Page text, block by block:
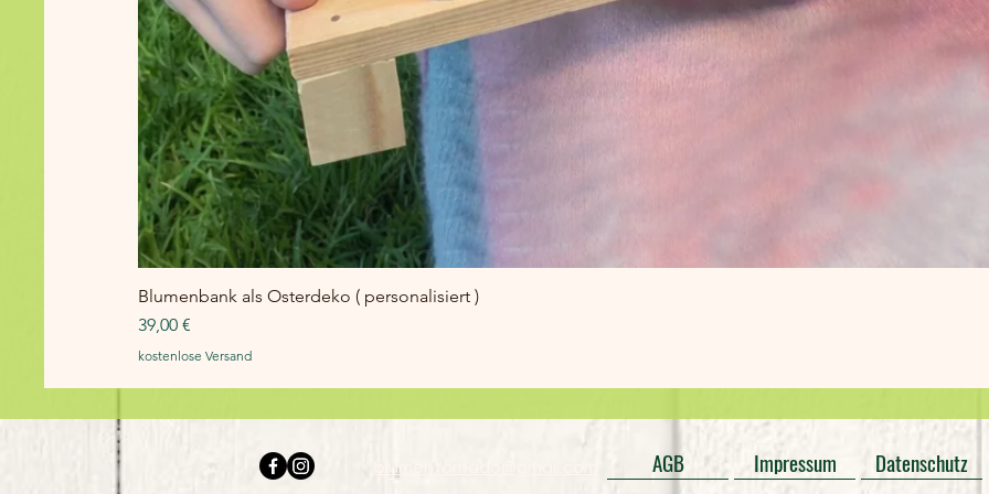
Blumenbank als Osterdeko ( personalisiert )
Preis
39,00 €
kostenlose Versand
blumentornado@gmail.com AGB Impressum Datenschutz